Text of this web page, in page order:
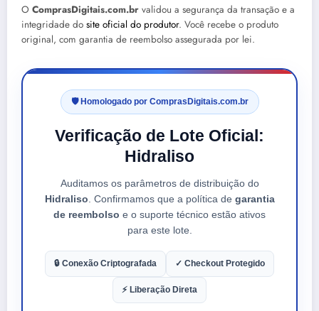
O ComprasDigitais.com.br validou a segurança da transação e a
integridade do site oficial do produtor. Você recebe o produto
original, com garantia de reembolso assegurada por lei.
🛡️ Homologado por ComprasDigitais.com.br
Verificação de Lote Oficial:
Hidraliso
Auditamos os parâmetros de distribuição do
Hidraliso . Confirmamos que a política de garantia
de reembolso e o suporte técnico estão ativos
para este lote.
🔒 Conexão Criptografada ✓ Checkout Protegido
⚡ Liberação Direta